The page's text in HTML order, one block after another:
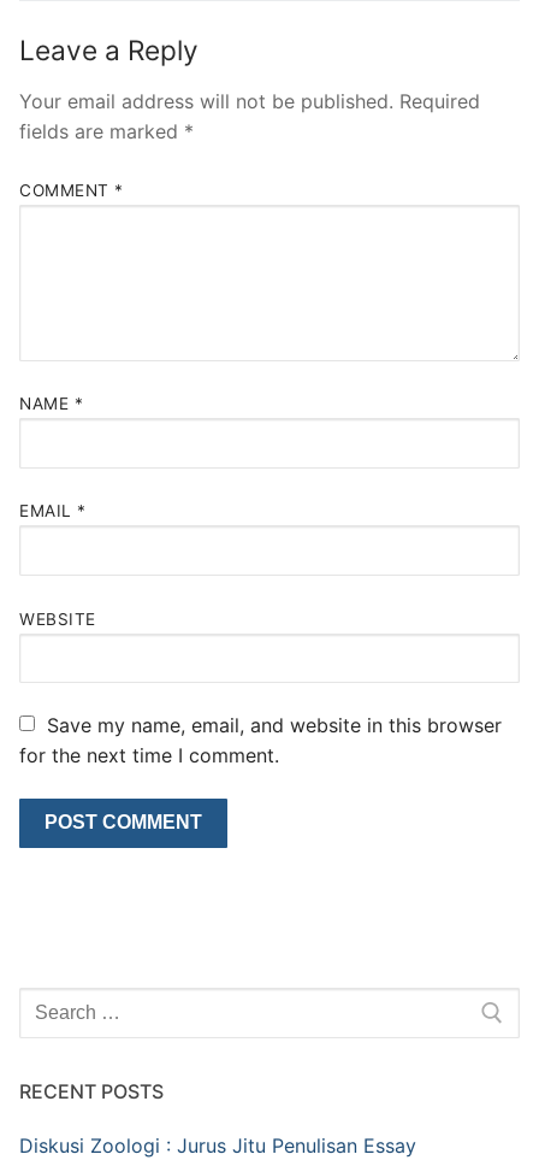
Leave a Reply
Your email address will not be published. Required
fields are marked *
COMMENT *
NAME *
EMAIL *
WEBSITE
Save my name, email, and website in this browser
for the next time I comment.
Search
RECENT POSTS
Diskusi Zoologi : Jurus Jitu Penulisan Essay